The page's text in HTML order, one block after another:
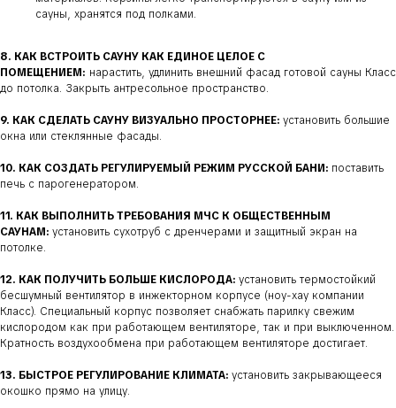
сауны, хранятся под полками.
8. КАК ВСТРОИТЬ САУНУ КАК ЕДИНОЕ ЦЕЛОЕ С
ПОМЕЩЕНИЕМ: нарастить, удлинить внешний фасад готовой сауны Класс
до потолка. Закрыть антресольное пространство.
9. КАК СДЕЛАТЬ САУНУ ВИЗУАЛЬНО ПРОСТОРНЕЕ: установить большие
окна или стеклянные фасады.
10. КАК СОЗДАТЬ РЕГУЛИРУЕМЫЙ РЕЖИМ РУССКОЙ БАНИ: поставить
печь с парогенератором.
11. КАК ВЫПОЛНИТЬ ТРЕБОВАНИЯ МЧС К ОБЩЕСТВЕННЫМ
САУНАМ: установить сухотруб с дренчерами и защитный экран на
потолке.
12. КАК ПОЛУЧИТЬ БОЛЬШЕ КИСЛОРОДА: установить термостойкий
бесшумный вентилятор в инжекторном корпусе (ноу-хау компании
Класс). Специальный корпус позволяет снабжать парилку свежим
кислородом как при работающем вентиляторе, так и при выключенном.
Кратность воздухообмена при работающем вентиляторе достигает.
13. БЫСТРОЕ РЕГУЛИРОВАНИЕ КЛИМАТА: установить закрывающееся
окошко прямо на улицу.